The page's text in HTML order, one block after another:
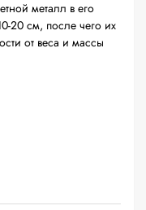
металл в его
20 см, после чего их
от веса и массы